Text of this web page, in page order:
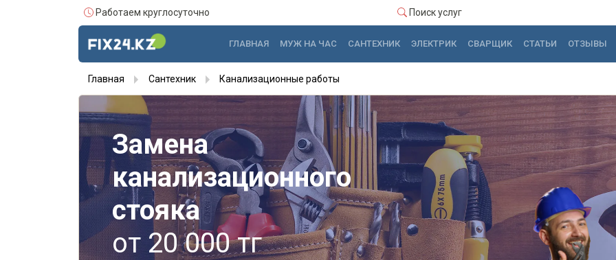
Работаем круглосуточно Поиск услуг
ГЛАВНАЯ МУЖ НА ЧАС САНТЕХНИК ЭЛЕКТРИК СВАРЩИК СТАТЬИ ОТЗЫВЫ
Главная Сантехник Канализационные работы
Замена
канализационного
стояка
от 20 000 тг